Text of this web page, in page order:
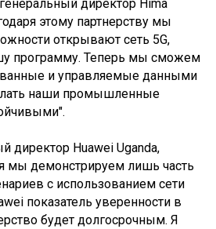
директор Hima
этому партнерству мы
открывают сеть 5G,
программу. Теперь мы сможем
и управляемые данными
наши промышленные
директор Huawei Uganda,
мы демонстрируем лишь часть
с использованием сети
показатель уверенности в
будет долгосрочным. Я